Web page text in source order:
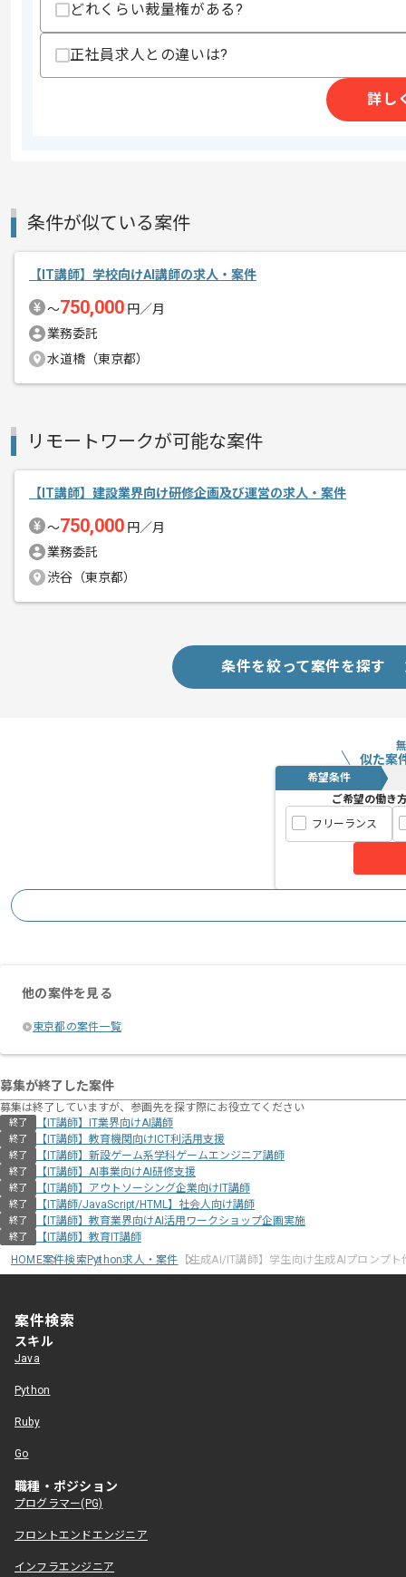
エージェントからのコ
メント
業界の最新技術と、時代をリードでき
り続けています。
開発経験を有するエンジニアに、未来
どれくらい裁量権がある?
正社員求人との違いは?
詳し
条件が似ている案件
【IT講師】学校向けAI講師の求人・案件
〜750,000 円／月
業務委託
水道橋（東京都）
リモートワークが可能な案件
【IT講師】建設業界向け研修企画及び運営の求人・案件
〜750,000 円／月
業務委託
渋谷（東京都）
条件を絞って案件を探す
似た案
希望条件
ご希望の働き
フリーランス
他の案件を見る
東京都の案件一覧
募集が終了した案件
募集は終了していますが、参画先を探す際にお役立てください
終了 【IT講師】IT業界向けAI講師
終了 【IT講師】教育機関向けICT利活用支援
終了 【IT講師】新設ゲーム系学科ゲームエンジニア講師
終了 【IT講師】AI事業向けAI研修支援
終了 【IT講師】アウトソーシング企業向けIT講師
終了 【IT講師/JavaScript/HTML】社会人向け講師
終了 【IT講師】教育業界向けAI活用ワークショップ企画実施
終了
【IT講師】教育IT講師
HOME案件検索Python求人・案件 【生成AI/IT講師】学生向け生成AIプロンプ
案件検索
スキル
Java
Python
Ruby
Go
職種・ポジション
プログラマー(PG)
フロントエンドエンジニア
インフラエンジニア